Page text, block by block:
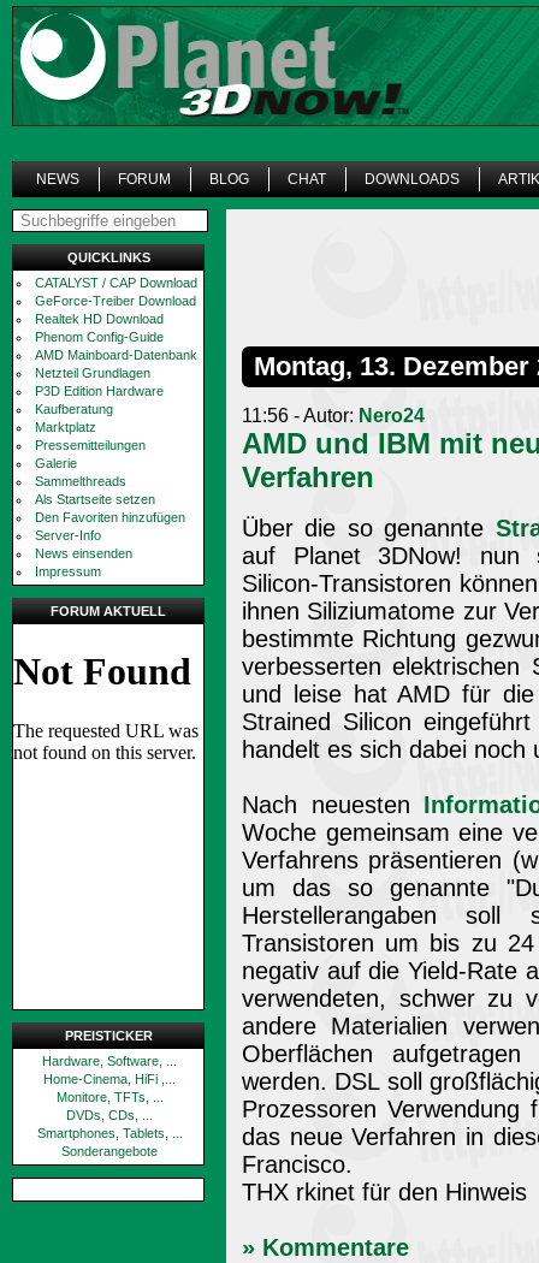
NEWS FORUM BLOG CHAT DOWNLOADS
QUICKLINKS
CATALYST / CAP Download
GeForce-Treiber Download
Realtek HD Download
Phenom Config-Guide
AMD Mainboard-Datenbank
Netzteil Grundlagen
P3D Edition Hardware
Kaufberatung
Marktplatz
Pressemitteilungen
Galerie
Sammelthreads
Als Startseite setzen
Den Favoriten hinzufügen
Server-Info
News einsenden
Impressum
FORUM AKTUELL
PREISTICKER
Hardware, Software, ...
Home-Cinema, HiFi ,...
Monitore, TFTs, ...
DVDs, CDs, ...
Smartphones, Tablets, ...
Sonderangebote
Montag, 13. Dezember
11:56 - Autor: Nero24
AMD und IBM mit
Verfahren
Über die so genannte
auf Planet 3DNow! nun
Silicon-Transistoren
ihnen Siliziumatome zur
bestimmte Richtung
verbesserten elektrischen
und leise hat AMD für
Strained Silicon
handelt es sich dabei
Nach neuesten
Woche gemeinsam eine
Verfahrens präsentieren
um das so genannte
Herstellerangaben
Transistoren um bis zu
negativ auf die Yield-Rate
verwendeten, schwer zu
andere Materialien
Oberflächen
werden. DSL soll
Prozessoren Verwendung
das neue Verfahren in
Francisco.
THX rkinet für den Hinweis
» Kommentare